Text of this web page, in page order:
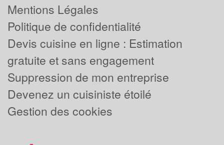
Mentions Légales
Politique de confidentialité
Devis cuisine en ligne : Estimation
gratuite et sans engagement
Suppression de mon entreprise
Devenez un cuisiniste étoilé
Gestion des cookies